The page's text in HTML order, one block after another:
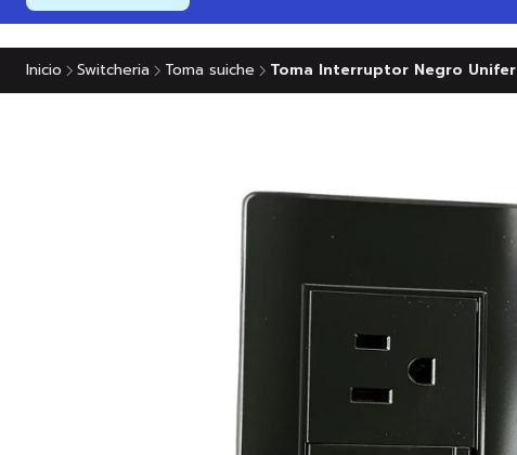
Inicio Switcheria Toma suiche Toma Interruptor Negro Unifer